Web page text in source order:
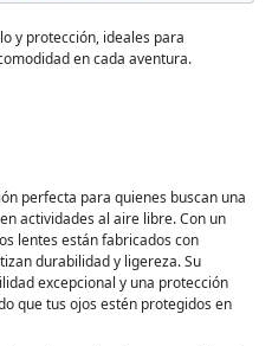
y protección, ideales para
en cada aventura.
perfecta para quienes buscan una
actividades al aire libre. Con un
lentes están fabricados con
durabilidad y ligereza. Su
excepcional y una protección
que tus ojos estén protegidos en